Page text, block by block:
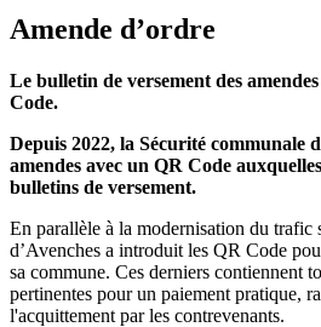
Amende d’ordre
Le bulletin de versement des
Code.
Depuis 2022, la Sécurité communale
amendes avec un QR Code
bulletins de versement.
En parallèle à la modernisation du trafic
d’Avenches a introduit les QR Code
sa commune. Ces derniers contiennent
pertinentes pour un paiement pratique,
l'acquittement par les contrevenants.